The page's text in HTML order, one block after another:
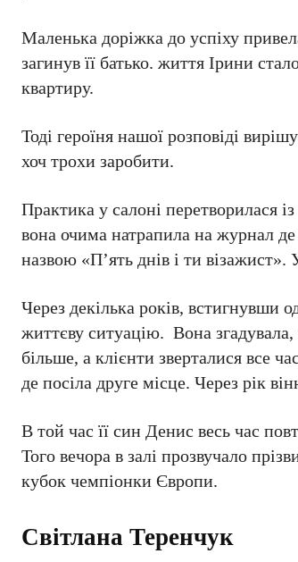
Маленька доріжка до успіху
загинув її батько. життя Ірини
квартиру.
Тоді героїня нашої розповіді
хоч трохи заробити.
Практика у салоні перетворилася
вона очима натрапила на журнал де
назвою «П’ять днів і ти візажист».
Через декілька років, встигнувши
життєву ситуацію. Вона
більше, а клієнти зверталися все
де посіла друге місце. Через рік
В той час її син Денис весь час
Того вечора в залі прозвучало
кубок чемпіонки Європи.
Світлана Теренчук